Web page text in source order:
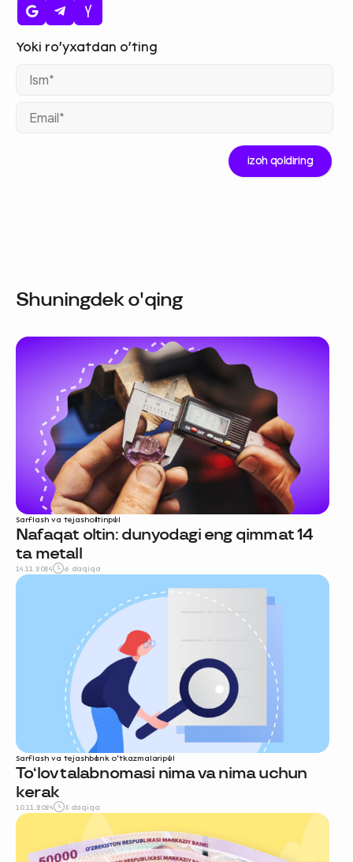
Shuningdek o'qing
Sarflash va tejasholtinpul
Nafaqat oltin: dunyodagi eng qimmat 14
ta metall
14.11.2024 6 daqiqa
Sarflash va tejashbank o‘tkazmalaripul
To‘lov talabnomasi nima va nima uchun
kerak
10.11.2024 5 daqiqa